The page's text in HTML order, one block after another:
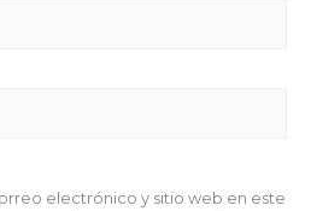
electrónico y sitio web en este